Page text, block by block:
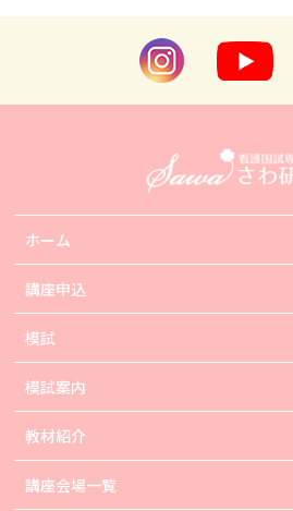
ホーム
講座申込
模試
模試案内
教材紹介
講座会場一覧